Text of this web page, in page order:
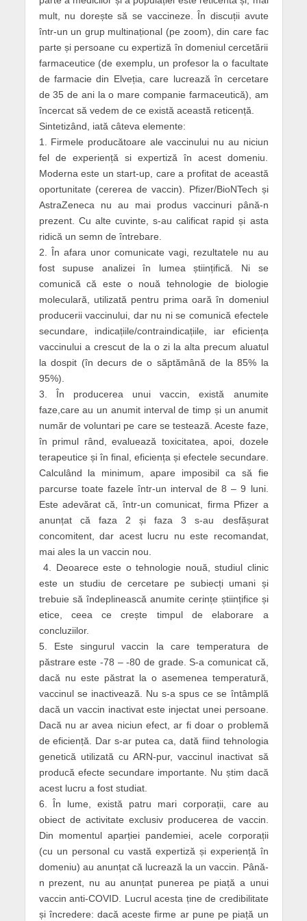
mult, nu dorește să se vaccineze. În discuții avute
într-un un grup multinațional (pe zoom), din care fac
parte și persoane cu expertiză în domeniul cercetării
farmaceutice (de exemplu, un profesor la o facultate
de farmacie din Elveția, care lucrează în cercetare
de 35 de ani la o mare companie farmaceutică), am
încercat să vedem de ce există această reticență.
Sintetizând, iată câteva elemente:
1. Firmele producătoare ale vaccinului nu au niciun
fel de experiență si expertiză în acest domeniu.
Moderna este un start-up, care a profitat de această
oportunitate (cererea de vaccin). Pfizer/BioNTech și
AstraZeneca nu au mai produs vaccinuri până-n
prezent. Cu alte cuvinte, s-au calificat rapid și asta
ridică un semn de întrebare.
2. În afara unor comunicate vagi, rezultatele nu au
fost supuse analizei în lumea științifică. Ni se
comunică că este o nouă tehnologie de biologie
moleculară, utilizată pentru prima oară în domeniul
producerii vaccinului, dar nu ni se comunică efectele
secundare, indicațiile/contraindicațiile, iar eficiența
vaccinului a crescut de la o zi la alta precum aluatul
la dospit (în decurs de o săptămână de la 85% la
95%).
3. În producerea unui vaccin, există anumite
faze,care au un anumit interval de timp și un anumit
număr de voluntari pe care se testează. Aceste faze,
în primul rând, evaluează toxicitatea, apoi, dozele
terapeutice și în final, eficiența și efectele secundare.
Calculând la minimum, apare imposibil ca să fie
parcurse toate fazele într-un interval de 8 – 9 luni.
Este adevărat că, într-un comunicat, firma Pfizer a
anunțat că faza 2 și faza 3 s-au desfășurat
concomitent, dar acest lucru nu este recomandat,
mai ales la un vaccin nou.
4. Deoarece este o tehnologie nouă, studiul clinic
este un studiu de cercetare pe subiecți umani și
trebuie să îndeplinească anumite cerințe științifice și
etice, ceea ce crește timpul de elaborare a
concluziilor.
5. Este singurul vaccin la care temperatura de
păstrare este -78 – -80 de grade. S-a comunicat că,
dacă nu este păstrat la o asemenea temperatură,
vaccinul se inactivează. Nu s-a spus ce se întâmplă
dacă un vaccin inactivat este injectat unei persoane.
Dacă nu ar avea niciun efect, ar fi doar o problemă
de eficiență. Dar s-ar putea ca, dată fiind tehnologia
genetică utilizată cu ARN-pur, vaccinul inactivat să
producă efecte secundare importante. Nu știm dacă
acest lucru a fost studiat.
6. În lume, există patru mari corporații, care au
obiect de activitate exclusiv producerea de vaccin.
Din momentul aparției pandemiei, acele corporații
(cu un personal cu vastă expertiză și experiență în
domeniu) au anunțat că lucrează la un vaccin. Până-
n prezent, nu au anunțat punerea pe piață a unui
vaccin anti-COVID. Lucrul acesta ține de credibilitate
și încredere: dacă aceste firme ar pune pe piață un